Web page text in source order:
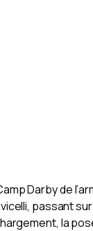
Darby de
passant
la